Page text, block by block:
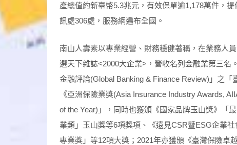
產總值約新臺幣5.3兆元，有效保單逾1,178萬件，
訊處306處，服務網遍布全國。
南山人壽素以專業經營、財務穩健著稱，在業務人
選天下雜誌<2000大企業>，營收名列金融業第三名
金融評論(Global Banking & Finance Review)」之
《亞洲保險業獎(Asia Insurance Industry Awards,
of the Year)」，同時也獲頒《國家品牌玉山獎》「
業類」玉山獎等6項獎項、《遠見CSR暨ESG企業
專業獎」等12項大獎；2021年亦獲頒《臺灣保險卓